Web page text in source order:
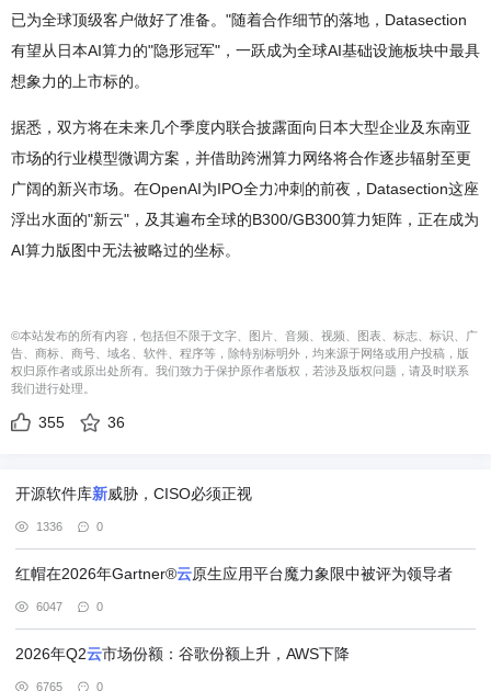
已为全球顶级客户做好了准备。"随着合作细节的落地，Datasection
有望从日本AI算力的"隐形冠军"，一跃成为全球AI基础设施板块中最具
想象力的上市标的。
据悉，双方将在未来几个季度内联合披露面向日本大型企业及东南亚
市场的行业模型微调方案，并借助跨洲算力网络将合作逐步辐射至更
广阔的新兴市场。在OpenAI为IPO全力冲刺的前夜，Datasection这座
浮出水面的"新云"，及其遍布全球的B300/GB300算力矩阵，正在成为
AI算力版图中无法被略过的坐标。
©本站发布的所有内容，包括但不限于文字、图片、音频、视频、图表、标志、标识、广
告、商标、商号、域名、软件、程序等，除特别标明外，均来源于网络或用户投稿，版
权归原作者或原出处所有。我们致力于保护原作者版权，若涉及版权问题，请及时联系
我们进行处理。
355 36
开源软件库新威胁，CISO必须正视
1336 0
红帽在2026年Gartner®云原生应用平台魔力象限中被评为领导者
6047 0
2026年Q2云市场份额：谷歌份额上升，AWS下降
6765 0